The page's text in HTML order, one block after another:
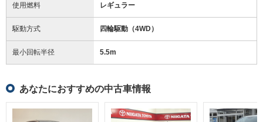
使用燃料 レギュラー
駆動方式 四輪駆動（4WD）
最小回転半径 5.5m
あなたにおすすめの中古車情報